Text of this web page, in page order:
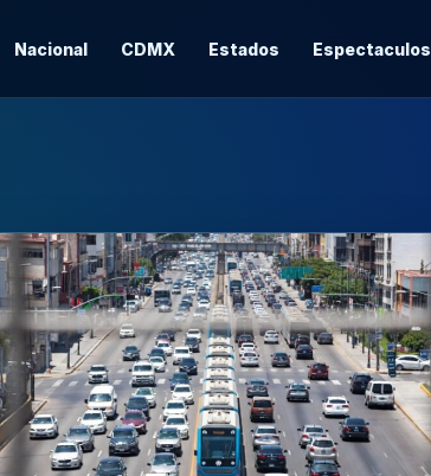
Nacional CDMX Estados Espectaculos